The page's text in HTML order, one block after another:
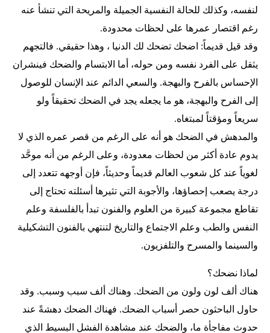
لنفسه، وكذلك للحالة النفسية الجميلة والمريحة التي تنشأ عنه
رغم اقتصار عمرها على لحظات محدودة.
وقد قيل قديماً: اضحك تضحك لك الدنيا ، وهذا حقيقي. فالتجهم
يثقل على الفرد نفسه ومن حوله، أما الابتسام والضحك فينشران
الإحساس بالفرح والبهجة. والسعي الدائم عند الإنسان للوصول
إلى الفرح والبهجة، هو ما يجعله يجد في الضحك تحقيقاً ولو
سريعاً ومؤقتاً لمبتغاه.
والمدهش في الضحك هو أنه على الرغم من قصر عمره الذي لا
يدوم عادة أكثر من لحظات معدودة، وعلى الرغم من أنه موحَّد
لغوياً عند كل شعوب العالم قديماً وحديثاً، فإن أوجهه تتعدد إلى
درجة يصعب إحصاؤها، والأجوبة التي تثيرها أسئلته تحتاج إلى
تقاطع مجموعة كبيرة من العلوم والفنون تبدأ بالفلسفة وعلم
النفس والطب وعلم الاجتماع والتاريخ لتنتهي بالفنون التشكيلية
والسينما والمسرح والتلفزيون.
لماذا نضحك؟
هناك ألف لون ولون من الضحك. وهناك ألف سبب وسبب. وقد
حاول الباحثون حصر أسباب الضحك. فهناك الضحك دهشةً عند
حدوث مفاجأة ما، والضحك عند مشاهدة الفشل البسيط الذي